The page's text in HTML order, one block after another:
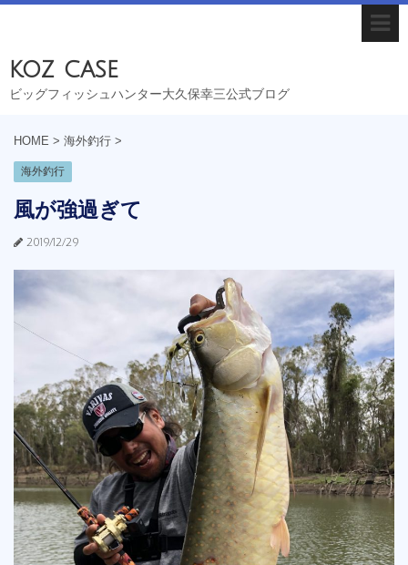
koz case
ビッグフィッシュハンター大久保幸三公式ブログ
HOME > 海外釣行 >
海外釣行
風が強過ぎて
2019/12/29